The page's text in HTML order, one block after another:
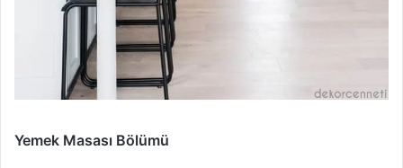
Yemek Masası Bölümü